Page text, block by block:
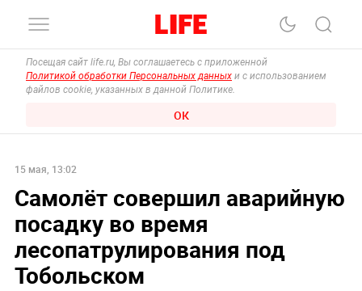
Посещая сайт life.ru, Вы соглашаетесь с приложенной
Политикой обработки Персональных данных и с использованием
файлов cookie, указанных в данной Политике.
ОК
15 мая, 13:02
Самолёт совершил аварийную
посадку во время
лесопатрулирования под
Тобольском